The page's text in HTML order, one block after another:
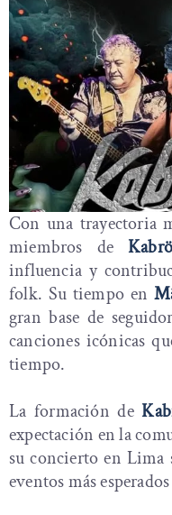
Con una trayectoria
miembros de
influencia y
folk. Su tiempo en
gran base de
canciones icónicas
tiempo.
La formación de
expectación en la
su concierto en Lima
eventos más